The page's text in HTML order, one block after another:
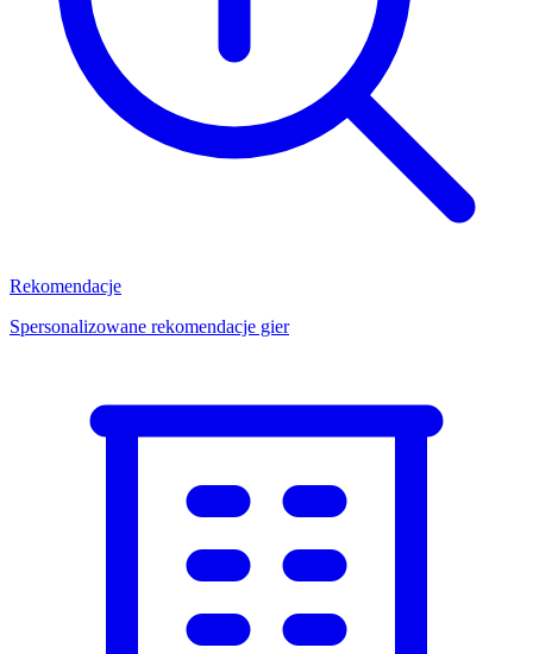
Rekomendacje
Spersonalizowane rekomendacje gier